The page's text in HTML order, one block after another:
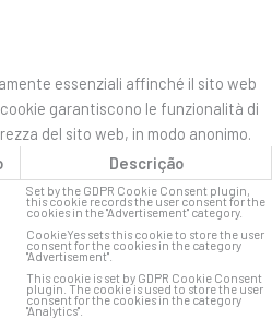
essenziali affinché il sito web
garantiscono le funzionalità di
del sito web, in modo anonimo.
Descrição
Set by the GDPR Cookie Consent plugin,
this cookie records the user consent for the
cookies in the "Advertisement" category.
CookieYes sets this cookie to store the user
consent for the cookies in the category
"Advertisement".
This cookie is set by GDPR Cookie Consent
plugin. The cookie is used to store the user
consent for the cookies in the category
"Analytics".